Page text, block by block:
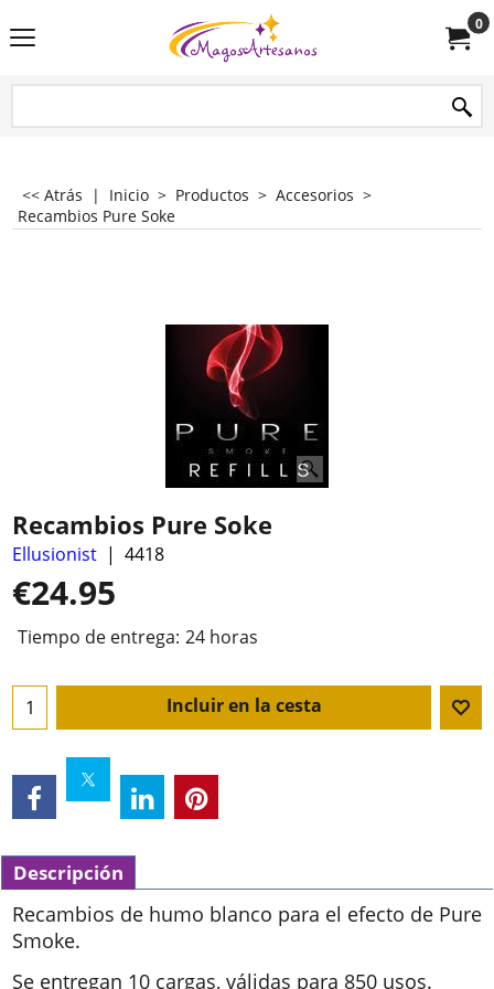
0
<< Atrás | Inicio > Productos > Accesorios >
Recambios Pure Soke
Recambios Pure Soke
Ellusionist 4418
€24.95
Tiempo de entrega: 24 horas
Incluir en la cesta
Descripción
Recambios de humo blanco para el efecto de Pure
Smoke.
Se entregan 10 cargas, válidas para 850 usos.